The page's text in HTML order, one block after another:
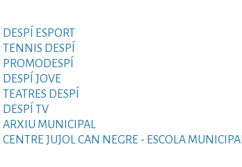
DESPÍ ESPORT
TENNIS DESPÍ
PROMODESPÍ
DESPÍ JOVE
TEATRES DESPÍ
DESPÍ TV
ARXIU MUNICIPAL
CENTRE JUJOL CAN NEGRE - ESCOLA